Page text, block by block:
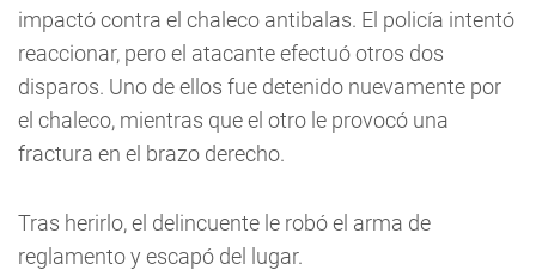
impactó contra el chaleco antibalas. El policía intentó
reaccionar, pero el atacante efectuó otros dos
disparos. Uno de ellos fue detenido nuevamente por
el chaleco, mientras que el otro le provocó una
fractura en el brazo derecho.
Tras herirlo, el delincuente le robó el arma de
reglamento y escapó del lugar.